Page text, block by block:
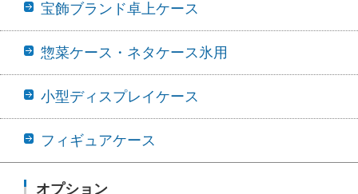
宝飾ブランド卓上ケース
惣菜ケース・ネタケース氷用
小型ディスプレイケース
フィギュアケース
オプション